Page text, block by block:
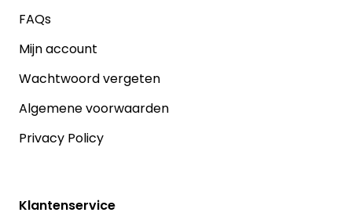
FAQs
Mijn account
Wachtwoord vergeten
Algemene voorwaarden
Privacy Policy
Klantenservice